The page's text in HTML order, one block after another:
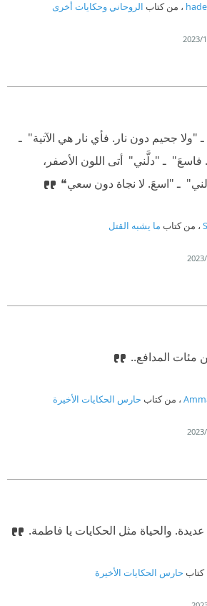
، من كتاب الروحاني وحكايات أخرى
"ولا جحيم دون نار. فأي نار هي الآتية" ‫ ـ
فاسعَ" ‫ ـ "دلَّني" ‫ أتى اللون الأصفر،
ـ "اسعَ. لا نجاة دون سعي❝
، من كتاب ما يشبه القتل
مئات المدافع..
، من كتاب حارس الحكايات الأخيرة
والحياة مثل الحكايات يا فاطمة.
كتاب حارس الحكايات الأخيرة